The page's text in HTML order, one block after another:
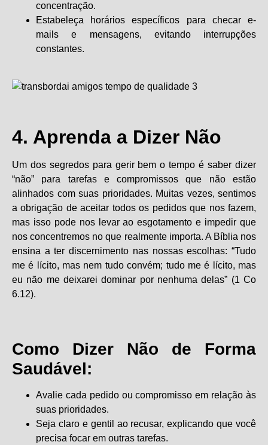
concentração.
Estabeleça horários específicos para checar e-
mails e mensagens, evitando interrupções
constantes.
4. Aprenda a Dizer Não
Um dos segredos para gerir bem o tempo é saber dizer
“não” para tarefas e compromissos que não estão
alinhados com suas prioridades. Muitas vezes, sentimos
a obrigação de aceitar todos os pedidos que nos fazem,
mas isso pode nos levar ao esgotamento e impedir que
nos concentremos no que realmente importa. A Bíblia nos
ensina a ter discernimento nas nossas escolhas: “Tudo
me é lícito, mas nem tudo convém; tudo me é lícito, mas
eu não me deixarei dominar por nenhuma delas” (1 Co
6.12).
Como Dizer Não de Forma
Saudável:
Avalie cada pedido ou compromisso em relação às
suas prioridades.
Seja claro e gentil ao recusar, explicando que você
precisa focar em outras tarefas.